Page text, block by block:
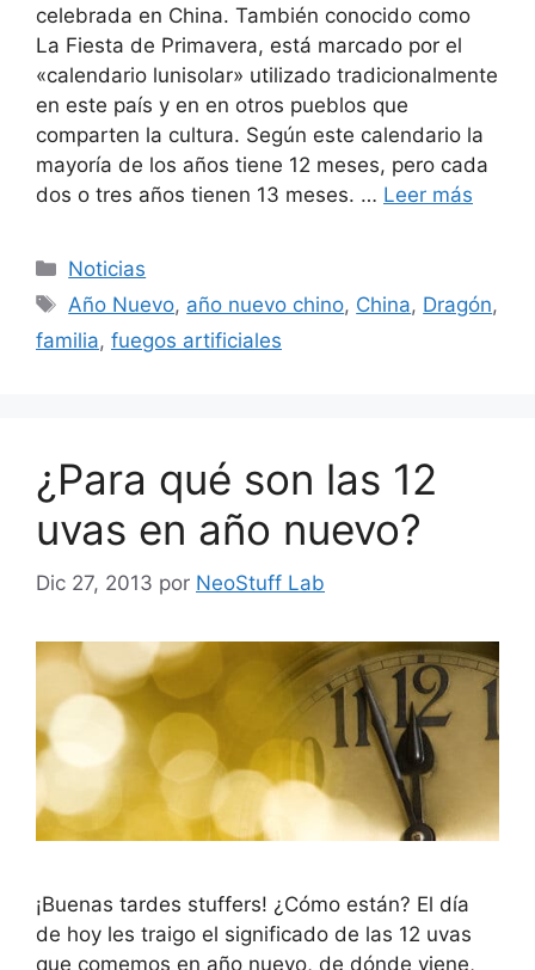
celebrada en China. También conocido como
La Fiesta de Primavera, está marcado por el
«calendario lunisolar» utilizado tradicionalmente
en este país y en en otros pueblos que
comparten la cultura. Según este calendario la
mayoría de los años tiene 12 meses, pero cada
dos o tres años tienen 13 meses. … Leer más
Categorías
Noticias
Etiquetas
Año Nuevo, año nuevo chino, China, Dragón,
familia, fuegos artificiales
¿Para qué son las 12
uvas en año nuevo?
Dic 27, 2013 por NeoStuff Lab
¡Buenas tardes stuffers! ¿Cómo están? El día
de hoy les traigo el significado de las 12 uvas
que comemos en año nuevo, de dónde viene,